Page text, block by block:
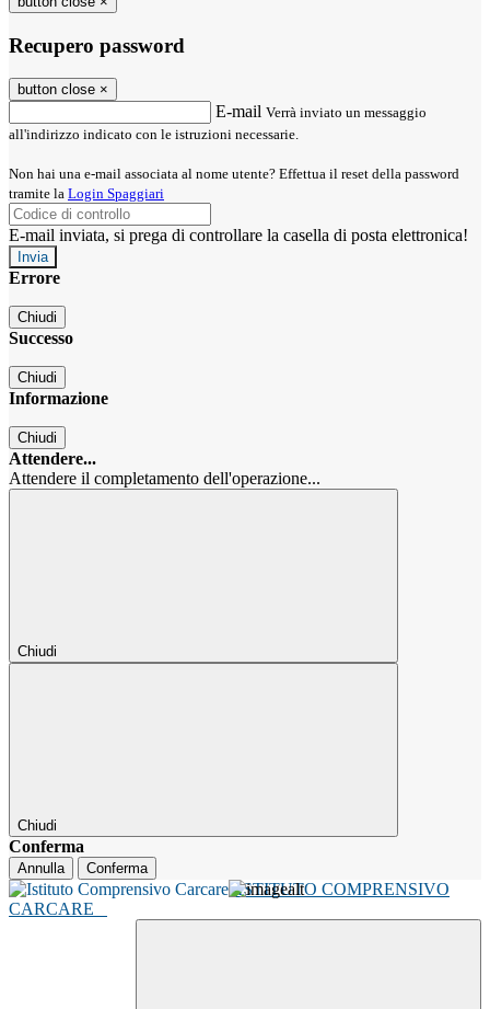
Recupero password
button close ×
E-mail Verrà inviato un messaggio
all'indirizzo indicato con le istruzioni necessarie.
Non hai una e-mail associata al nome utente? Effettua il reset della password
tramite la Login Spaggiari
E-mail inviata, si prega di controllare la casella di posta elettronica!
Errore
Chiudi
Successo
Chiudi
Informazione
Chiudi
Attendere...
Attendere il completamento dell'operazione...
Chiudi
Chiudi
Conferma
Annulla Conferma
ISTITUTO COMPRENSIVO
CARCARE